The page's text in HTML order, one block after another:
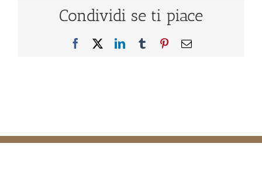
Condividi se ti piace
Facebook LinkedInTumblrPinterestEmail